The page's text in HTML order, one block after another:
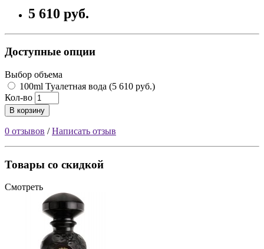
5 610 руб.
Доступные опции
Выбор объема
100ml Туалетная вода (5 610 руб.)
Кол-во
В корзину
0 отзывов /Написать отзыв
Товары со скидкой
Смотреть